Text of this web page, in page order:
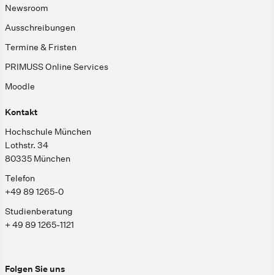
Newsroom
Ausschreibungen
Termine & Fristen
PRIMUSS Online Services
Moodle
Kontakt
Hochschule München
Lothstr. 34
80335 München
Telefon
+49 89 1265-0
Studienberatung
+ 49 89 1265-1121
Folgen Sie uns